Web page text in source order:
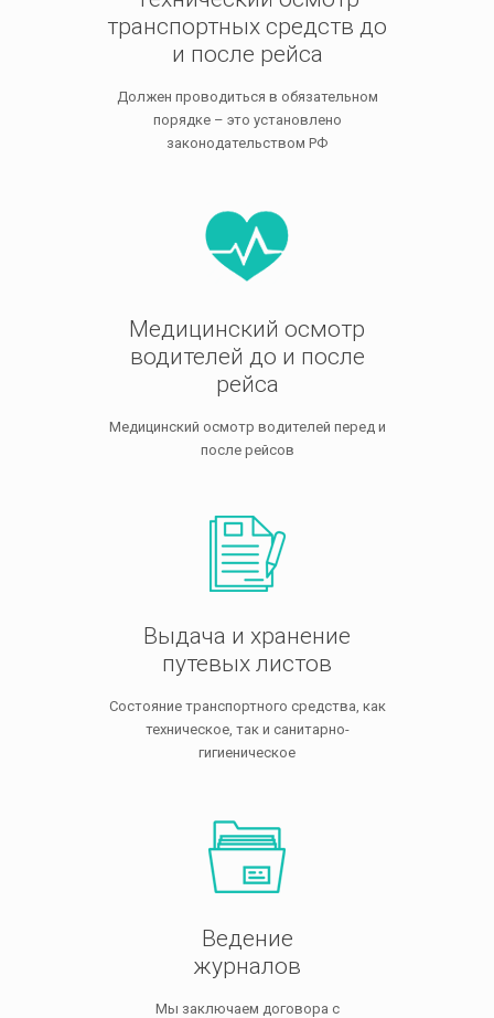
транспортных средств до
и после рейса
Должен проводиться в обязательном
порядке – это установлено
законодательством РФ
Медицинский осмотр
водителей до и после
рейса
Медицинский осмотр водителей перед и
после рейсов
Выдача и хранение
путевых листов
Состояние транспортного средства, как
техническое, так и санитарно-
гигиеническое
Ведение
журналов
Мы заключаем договора c